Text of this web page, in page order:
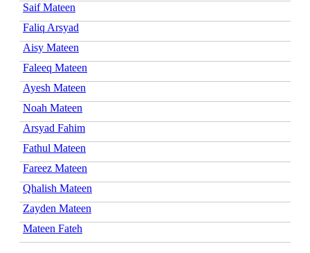
Saif Mateen
Faliq Arsyad
Aisy Mateen
Faleeq Mateen
Ayesh Mateen
Noah Mateen
Arsyad Fahim
Fathul Mateen
Fareez Mateen
Qhalish Mateen
Zayden Mateen
Mateen Fateh